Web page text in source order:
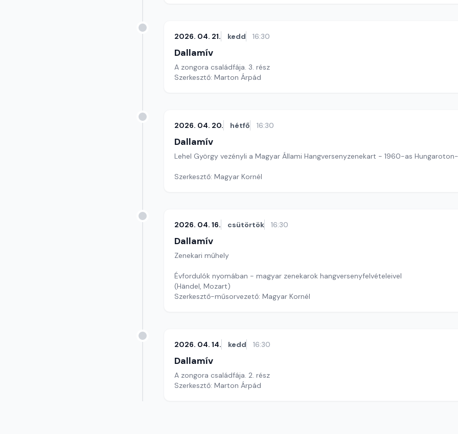
2026. 04. 21. kedd 16:30
Dallamív
A zongora családfája. 3. rész
Szerkesztő: Marton Árpád
2026. 04. 20. hétfő 16:30
Dallamív
Lehel György vezényli a Magyar Állami Hangversenyzenekart - 1960-as
Szerkesztő: Magyar Kornél
2026. 04. 16. csütörtök 16:30
Dallamív
Zenekari műhely
Évfordulók nyomában - magyar zenekarok hangversenyfelvételeivel
(Händel, Mozart)
Szerkesztő-műsorvezető: Magyar Kornél
2026. 04. 14. kedd 16:30
Dallamív
A zongora családfája. 2. rész
Szerkesztő: Marton Árpád